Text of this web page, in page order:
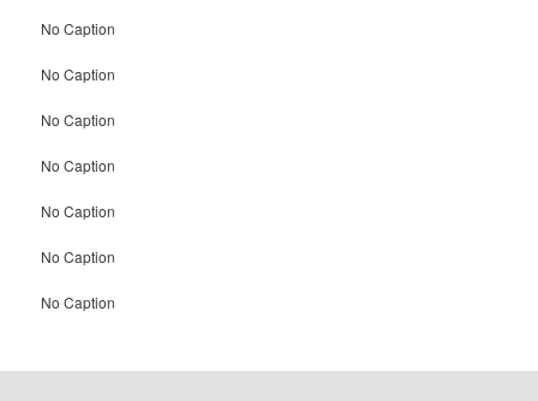
No Caption
No Caption
No Caption
No Caption
No Caption
No Caption
No Caption